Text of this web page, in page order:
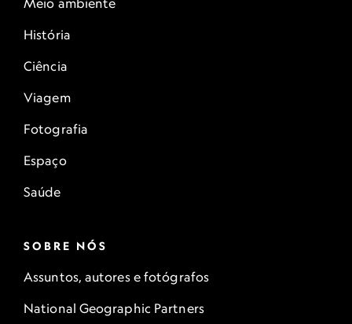
Meio ambiente
História
Ciência
Viagem
Fotografia
Espaço
Saúde
SOBRE NÓS
Assuntos, autores e fotógrafos
National Geographic Partners